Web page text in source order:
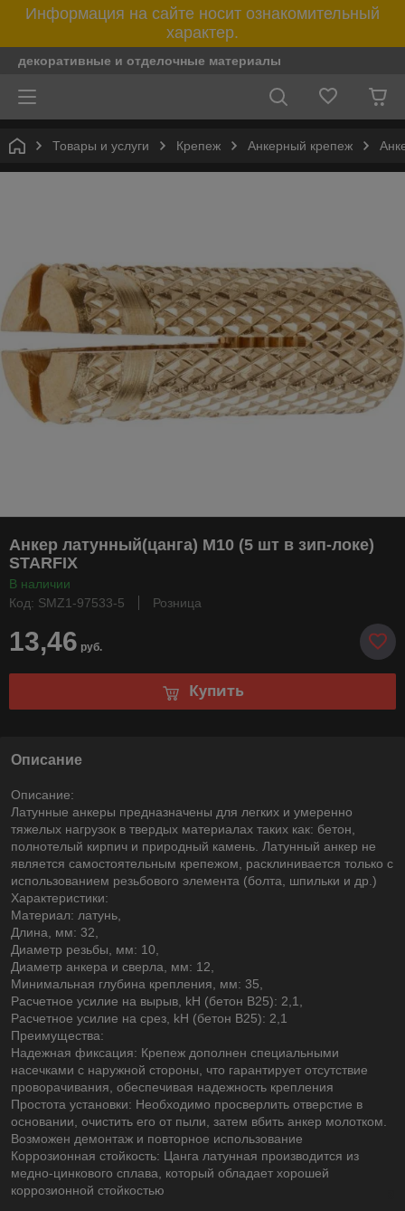
Информация на сайте носит ознакомительный
характер.
декоративные и отделочные материалы
Товары и услуги Крепеж Анкерный крепеж
Анкер латунный(цанга) М10 (5 шт в зип-локе)
STARFIX
В наличии
Код: SMZ1-97533-5
Розница
13,46 руб.
Купить
Описание
Описание:
Латунные анкеры предназначены для легких и умеренно
тяжелых нагрузок в твердых материалах таких как: бетон,
полнотелый кирпич и природный камень. Латунный анкер не
является самостоятельным крепежом, расклинивается только с
использованием резьбового элемента (болта, шпильки и др.)
Характеристики:
Материал: латунь,
Длина, мм: 32,
Диаметр резьбы, мм: 10,
Диаметр анкера и сверла, мм: 12,
Минимальная глубина крепления, мм: 35,
Расчетное усилие на вырыв, kH (бетон В25): 2,1,
Расчетное усилие на срез, kH (бетон В25): 2,1
Преимущества:
Надежная фиксация: Крепеж дополнен специальными
насечками с наружной стороны, что гарантирует отсутствие
проворачивания, обеспечивая надежность крепления
Простота установки: Необходимо просверлить отверстие в
основании, очистить его от пыли, затем вбить анкер молотком.
Возможен демонтаж и повторное использование
Коррозионная стойкость: Цанга латунная производится из
медно-цинкового сплава, который обладает хорошей
коррозионной стойкостью